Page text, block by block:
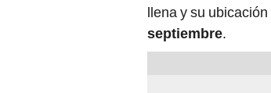
llena y su
septiembre.